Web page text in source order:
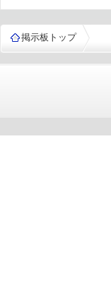
掲示板トップ